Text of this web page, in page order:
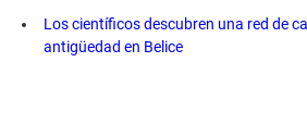
Los científicos descubren una red de
antigüedad en Belice